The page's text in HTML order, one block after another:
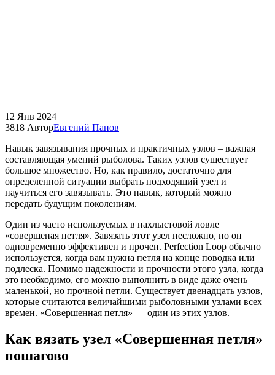
12 Янв 2024
3818 АвторЕвгений Панов
Навык завязывания прочных и практичных узлов – важная
составляющая умений рыболова. Таких узлов существует
большое множество. Но, как правило, достаточно для
определенной ситуации выбрать подходящий узел и
научиться его завязывать. Это навык, который можно
передать будущим поколениям.
Один из часто используемых в нахлыстовой ловле
«совершеная петля». Завязать этот узел несложно, но он
одновременно эффективен и прочен. Perfection Loop обычно
используется, когда вам нужна петля на конце поводка или
подлеска. Помимо надежности и прочности этого узла, когда
это необходимо, его можно выполнить в виде даже очень
маленькой, но прочной петли. Существует двенадцать узлов,
которые считаются величайшими рыболовными узлами всех
времен. «Совершенная петля» — один из этих узлов.
Как вязать узел «Совершенная петля»
пошагово